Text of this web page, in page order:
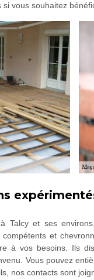
vous souhaitez
Talcy et ses
et
à vos besoins. Ils
Vous pouvez
nos contacts sont